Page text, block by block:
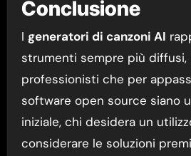
Conclusione
I generatori di canzoni AI
strumenti sempre più diffusi,
professionisti che per
software open source siano
iniziale, chi desidera un
considerare le soluzioni